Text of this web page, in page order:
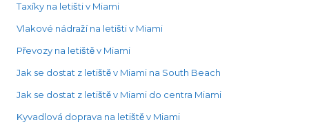
Taxíky na letišti v Miami
Vlakové nádraží na letišti v Miami
Převozy na letiště v Miami
Jak se dostat z letiště v Miami na South Beach
Jak se dostat z letiště v Miami do centra Miami
Kyvadlová doprava na letiště v Miami